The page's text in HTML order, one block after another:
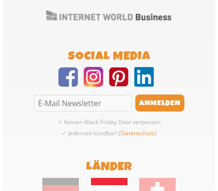
SOCIAL MEDIA
✓ Keinen Black Friday Deal verpassen
✓ Jederzeit kündbar! (Datenschutz)
LÄNDER